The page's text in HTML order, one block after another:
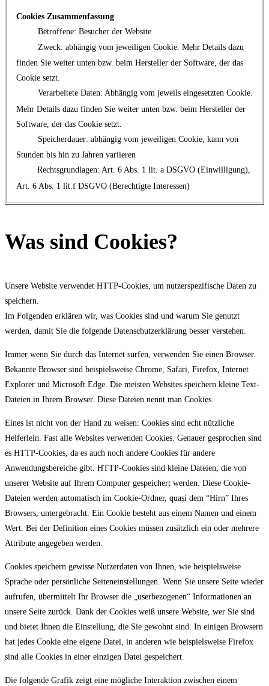
Cookies Zusammenfassung
Betroffene: Besucher der Website
Zweck: abhängig vom jeweiligen Cookie. Mehr Details dazu
finden Sie weiter unten bzw. beim Hersteller der Software, der das
Cookie setzt.
Verarbeitete Daten: Abhängig vom jeweils eingesetzten Cookie.
Mehr Details dazu finden Sie weiter unten bzw. beim Hersteller der
Software, der das Cookie setzt.
Speicherdauer: abhängig vom jeweiligen Cookie, kann von
Stunden bis hin zu Jahren variieren
Rechtsgrundlagen: Art. 6 Abs. 1 lit. a DSGVO (Einwilligung),
Art. 6 Abs. 1 lit.f DSGVO (Berechtigte Interessen)
Was sind Cookies?
Unsere Website verwendet HTTP-Cookies, um nutzerspezifische Daten zu
speichern.
Im Folgenden erklären wir, was Cookies sind und warum Sie genutzt
werden, damit Sie die folgende Datenschutzerklärung besser verstehen.
Immer wenn Sie durch das Internet surfen, verwenden Sie einen Browser.
Bekannte Browser sind beispielsweise Chrome, Safari, Firefox, Internet
Explorer und Microsoft Edge. Die meisten Websites speichern kleine Text-
Dateien in Ihrem Browser. Diese Dateien nennt man Cookies.
Eines ist nicht von der Hand zu weisen: Cookies sind echt nützliche
Helferlein. Fast alle Websites verwenden Cookies. Genauer gesprochen sind
es HTTP-Cookies, da es auch noch andere Cookies für andere
Anwendungsbereiche gibt. HTTP-Cookies sind kleine Dateien, die von
unserer Website auf Ihrem Computer gespeichert werden. Diese Cookie-
Dateien werden automatisch im Cookie-Ordner, quasi dem “Hirn” Ihres
Browsers, untergebracht. Ein Cookie besteht aus einem Namen und einem
Wert. Bei der Definition eines Cookies müssen zusätzlich ein oder mehrere
Attribute angegeben werden.
Cookies speichern gewisse Nutzerdaten von Ihnen, wie beispielsweise
Sprache oder persönliche Seiteneinstellungen. Wenn Sie unsere Seite wieder
aufrufen, übermittelt Ihr Browser die „userbezogenen“ Informationen an
unsere Seite zurück. Dank der Cookies weiß unsere Website, wer Sie sind
und bietet Ihnen die Einstellung, die Sie gewohnt sind. In einigen Browsern
hat jedes Cookie eine eigene Datei, in anderen wie beispielsweise Firefox
sind alle Cookies in einer einzigen Datei gespeichert.
Die folgende Grafik zeigt eine mögliche Interaktion zwischen einem